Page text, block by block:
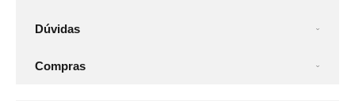
Dúvidas
Compras